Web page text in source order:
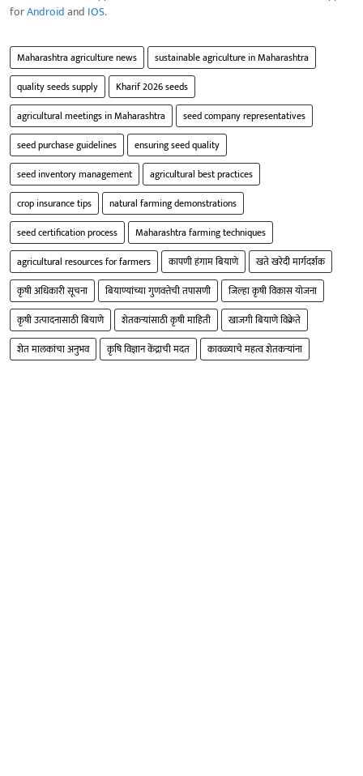
forAndroidand IOS.
Maharashtra agriculture news
sustainable agriculture in Maharashtra
quality seeds supply
Kharif 2026 seeds
agricultural meetings in Maharashtra
seed company representatives
seed purchase guidelines
ensuring seed quality
seed inventory management
agricultural best practices
crop insurance tips
natural farming demonstrations
seed certification process
Maharashtra farming techniques
agricultural resources for farmers
कापणी हंगाम बियाणे
खते खरेदी मार्गदर्शक
कृषी अधिकारी सूचना
बियाण्यांच्या गुणवत्तेची तपासणी
जिल्हा कृषी विकास योजना
कृषी उत्पादनासाठी बियाणे
शेतकऱ्यांसाठी कृषी माहिती
खाजगी बियाणे विक्रेते
शेत मालकांचा अनुभव
कृषि विज्ञान केंद्राची मदत कावळ्याचे महत्व शेतकऱ्यांना